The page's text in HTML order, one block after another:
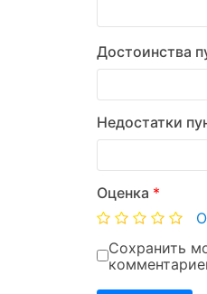
Достоинства
Недостатки
Оценка *
Сохранить